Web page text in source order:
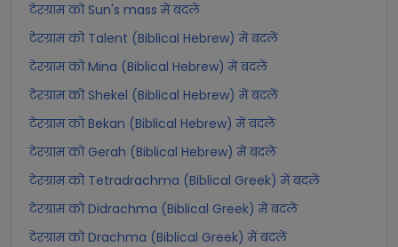
टेरग्राम को Sun's mass में बदलें
टेरग्राम को Talent (Biblical Hebrew) में बदलें
टेरग्राम को Mina (Biblical Hebrew) में बदलें
टेरग्राम को Shekel (Biblical Hebrew) में बदलें
टेरग्राम को Bekan (Biblical Hebrew) में बदलें
टेरग्राम को Gerah (Biblical Hebrew) में बदलें
टेरग्राम को Tetradrachma (Biblical Greek) में बदलें
टेरग्राम को Didrachma (Biblical Greek) में बदलें
टेरग्राम को Drachma (Biblical Greek) में बदलें